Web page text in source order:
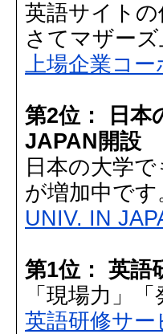
英語サイト
さてマザーズ
上場企業コ
第2位： 日本
JAPAN開設
日本の大学
が増加中です
UNIV. IN
第1位： 英語
「現場力」
英語研修サー